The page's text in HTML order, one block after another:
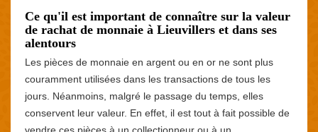
Ce qu'il est important de connaître sur la valeur
de rachat de monnaie à Lieuvillers et dans ses
alentours
Les pièces de monnaie en argent ou en or ne sont plus
couramment utilisées dans les transactions de tous les
jours. Néanmoins, malgré le passage du temps, elles
conservent leur valeur. En effet, il est tout à fait possible de
vendre ces pièces à un collectionneur ou à un